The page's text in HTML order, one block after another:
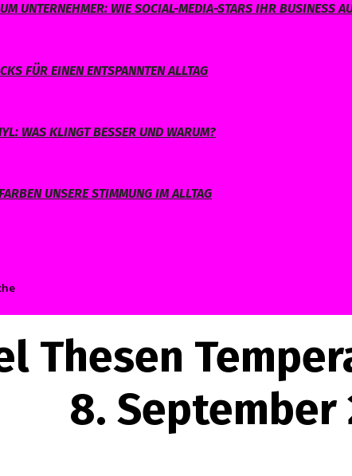
UNTERNEHMER: WIE SOCIAL-MEDIA-STARS IHR BUSINESS
FÜR EINEN ENTSPANNTEN ALLTAG
WAS KLINGT BESSER UND WARUM?
UNSERE STIMMUNG IM ALLTAG
Thesen
8. September